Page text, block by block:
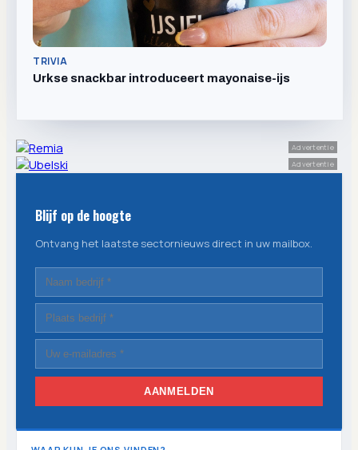
TRIVIA
Urkse snackbar introduceert mayonaise-ijs
Advertentie
Advertentie
Blijf op de hoogte
Ontvang het laatste sectornieuws direct in uw mailbox.
AANMELDEN